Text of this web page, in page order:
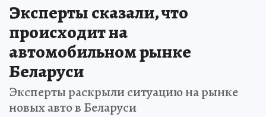
Эксперты сказали, что
происходит на
автомобильном рынке
Беларуси
Эксперты раскрыли ситуацию на рынке
новых авто в Беларуси